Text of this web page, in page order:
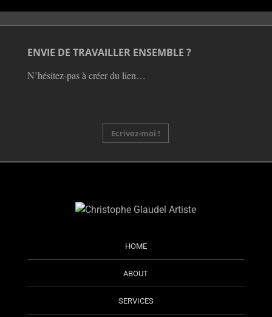
ENVIE DE TRAVAILLER ENSEMBLE ?
N’hésitez-pas à créer du lien…
Ecrivez-moi !
HOME
ABOUT
SERVICES